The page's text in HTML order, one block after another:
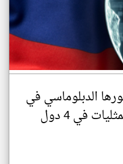
الدبلوماسي في
إفريقيا بافتتاح ممثليات في 4 دول